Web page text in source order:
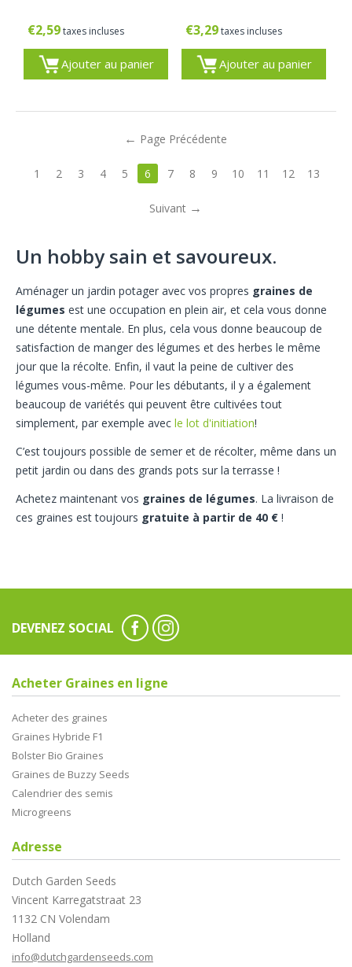
€2,59taxes incluses
Ajouter au panier
€3,29 taxes incluses
Ajouter au panier
Page Précédente
1 2 3 4 5 6 7 8 9 10 11 12 13
Suivant
Un hobby sain et savoureux.
Aménager un jardin potager avec vos propres graines de
légumes est une occupation en plein air, et cela vous donne
une détente mentale. En plus, cela vous donne beaucoup de
satisfaction de manger des légumes et des herbes le même
jour que la récolte. Enfin, il vaut la peine de cultiver des
légumes vous-même. Pour les débutants, il y a également
beaucoup de variétés qui peuvent être cultivées tout
simplement, par exemple avec le lot d'initiation!
C’est toujours possible de semer et de récolter, même dans un
petit jardin ou dans des grands pots sur la terrasse !
Achetez maintenant vos graines de légumes. La livraison de
ces graines est toujours gratuite à partir de 40 € !
DEVENEZ SOCIAL
Acheter Graines en ligne
Acheter des graines
Graines Hybride F1
Bolster Bio Graines
Graines de Buzzy Seeds
Calendrier des semis
Microgreens
Adresse
Dutch Garden Seeds
Vincent Karregatstraat 23
1132 CN Volendam
Holland
info@dutchgardenseeds.com